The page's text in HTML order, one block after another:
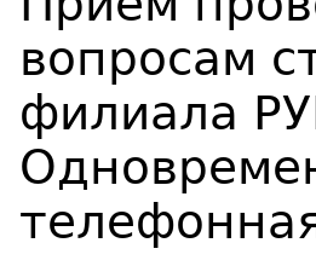
вопросам
филиала